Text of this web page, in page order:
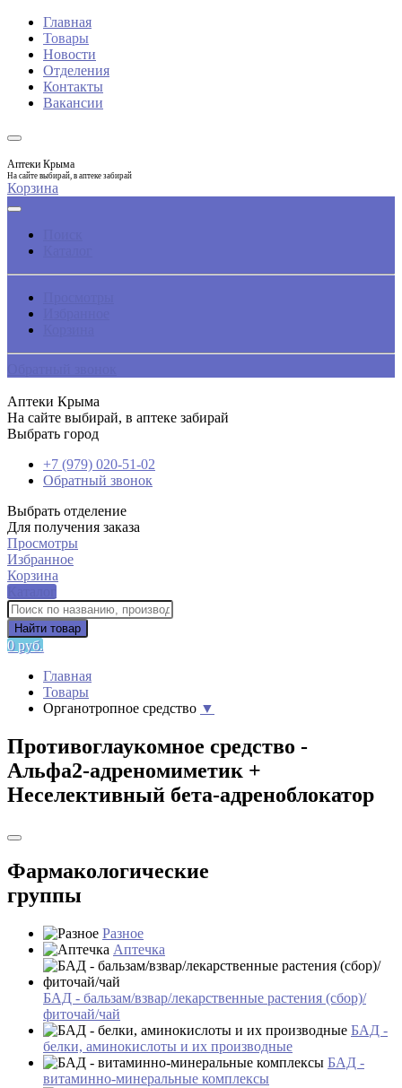
Главная
Товары
Новости
Отделения
Контакты
Вакансии
Аптеки Крыма
На сайте выбирай, в аптеке забирай
Корзина
Аптеки Крыма
На сайте выбирай, в аптеке забирай
Выбрать город
+7 (979) 020-51-02
Обратный звонок
Выбрать отделение
Для получения заказа
Просмотры
Избранное
Корзина
Найти товар
0 руб.
Главная
Товары
Органотропное средство ▼
Противоглаукомное средство -
Альфа2-адреномиметик +
Неселективный бета-адреноблокатор
Фармакологические
группы
Разное
Аптечка
БАД - бальзам/взвар/лекарственные растения (сбор)/
фиточай/чай
БАД -
белки, аминокислоты и их производные
БАД -
витаминно-минеральные комплексы